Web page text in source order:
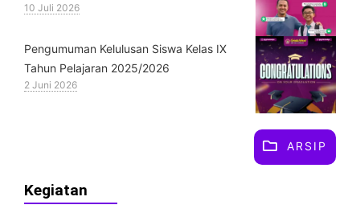
10 Juli 2026
Pengumuman Kelulusan Siswa Kelas IX
Tahun Pelajaran 2025/2026
2 Juni 2026
ARSIP
Kegiatan